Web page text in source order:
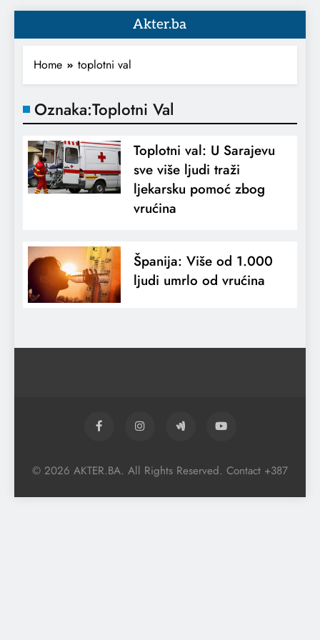
Akter.ba
Home toplotni val
Oznaka:Toplotni Val
Toplotni val: U Sarajevu
sve više ljudi traži
ljekarsku pomoć zbog
vrućina
Španija: Više od 1.000
ljudi umrlo od vrućina
© 2026 AKTER.BA. All Rights Reserved. Contact +387